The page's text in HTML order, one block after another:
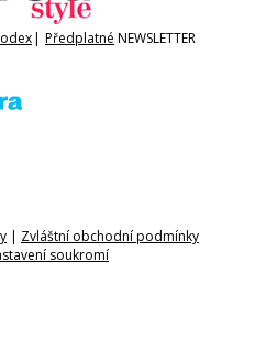
| Předplatné NEWSLETTER
| Zvláštní obchodní podmínky
soukromí